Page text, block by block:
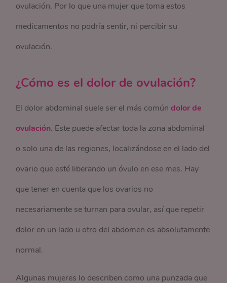
ovulación. Por lo que una mujer que toma estos
medicamentos no podría sentir, ni percibir su
ovulación.
¿Cómo es el dolor de ovulación?
El dolor abdominal suele ser el más comúndolor de
ovulación. Este puede afectar toda la zona abdominal
o solo una de las regiones, localizándose en el lado del
ovario que esté liberando un óvulo en ese mes. Hay
que tener en cuenta que los ovarios no
necesariamente se turnan para ovular, así que repetir
dolor en un lado u otro del abdomen es absolutamente
normal.
Algunas mujeres lo describen como una punzada que